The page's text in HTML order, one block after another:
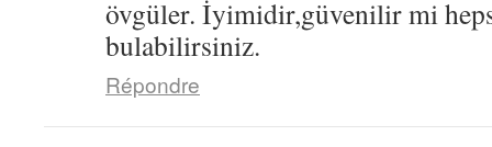
övgüler. İyimidir,güvenilir mi
bulabilirsiniz.
Répondre